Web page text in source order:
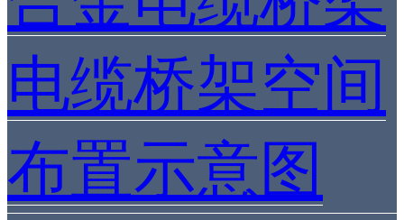
电缆桥架空间
布置示意图